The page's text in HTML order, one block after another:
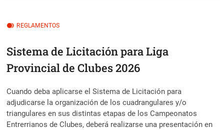
REGLAMENTOS
Sistema de Licitación para Liga
Provincial de Clubes 2026
Cuando deba aplicarse el Sistema de Licitación para
adjudicarse la organización de los cuadrangulares y/o
triangulares en sus distintas etapas de los Campeonatos
Entrerrianos de Clubes, deberá realizarse una presentación en